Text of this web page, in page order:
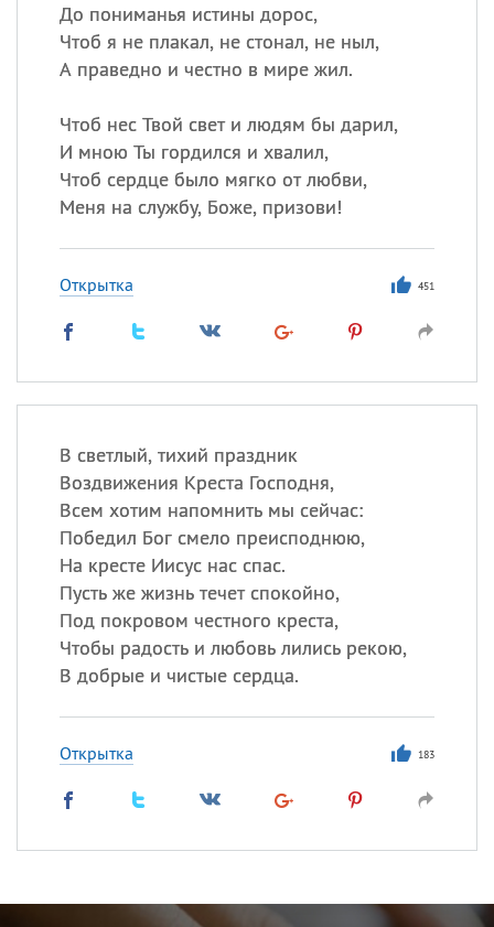
До пониманья истины дорос,
Чтоб я не плакал, не стонал, не ныл,
А праведно и честно в мире жил.
Чтоб нес Твой свет и людям бы дарил,
И мною Ты гордился и хвалил,
Чтоб сердце было мягко от любви,
Меня на службу, Боже, призови!
Открытка 451
В светлый, тихий праздник
Воздвижения Креста Господня,
Всем хотим напомнить мы сейчас:
Победил Бог смело преисподнюю,
На кресте Иисус нас спас.
Пусть же жизнь течет спокойно,
Под покровом честного креста,
Чтобы радость и любовь лились рекою,
В добрые и чистые сердца.
Открытка 183